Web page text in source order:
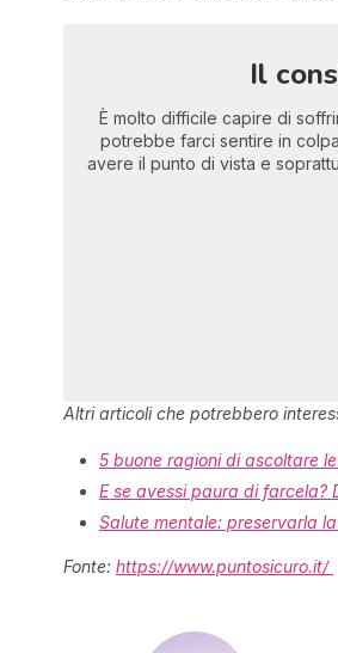
Il
È molto difficile capire di
potrebbe farci sentire in
avere il punto di vista e
Altri articoli che potrebbero
5 buone ragioni di ascoltare
E se avessi paura di farcela?
Salute mentale: preservarla
Fonte: https://www.puntosicuro.it/